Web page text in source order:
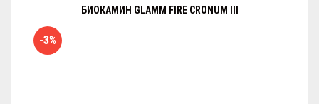
БИОКАМИН GLAMM FIRE CRONUM III
-3%